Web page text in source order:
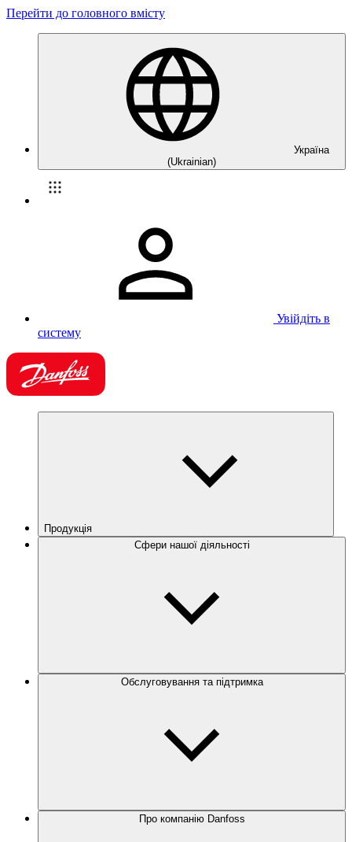
Перейти до головного вмісту
Україна
(Ukrainian)
Увійдіть в
систему
Продукція
Сфери нашої діяльності
Обслуговування та підтримка
Про компанію Danfoss